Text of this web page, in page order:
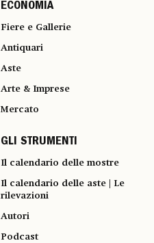
ECONOMIA
Fiere e Gallerie
Antiquari
Aste
Arte & Imprese
Mercato
GLI STRUMENTI
Il calendario delle mostre
Il calendario delle aste | Le
rilevazioni
Autori
Podcast